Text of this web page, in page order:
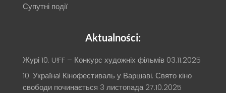
Супутні події
Aktualności:
Журі 10. U!FF – Конкурс художніх фільмів 03.11.2025
10. Україна! Кінофестиваль у Варшаві. Свято кіно
свободи починається 3 листопада 27.10.2025